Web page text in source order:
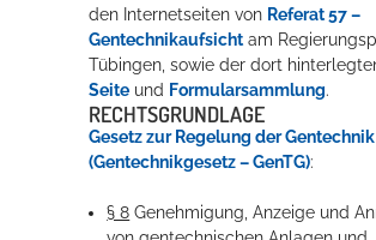
den Internetseiten von Referat 57 –
Gentechnikaufsicht am
Tübingen, sowie der dort
Seite und Formularsammlung.
RECHTSGRUNDLAGE
Gesetz zur Regelung der Gentechnik
(Gentechnikgesetz – GenTG):
§ 8 Genehmigung, Anzeige und